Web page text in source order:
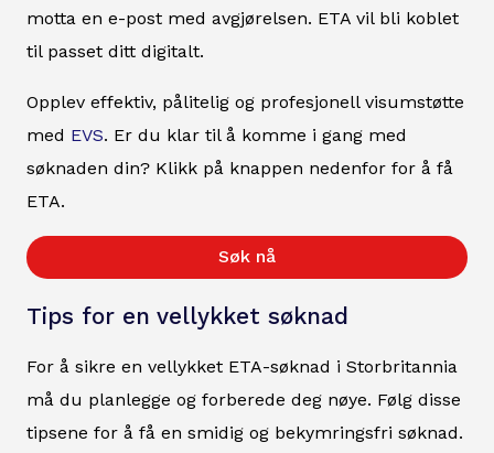
motta en e-post med avgjørelsen. ETA vil bli koblet
til passet ditt digitalt.
Opplev effektiv, pålitelig og profesjonell visumstøtte
med EVS. Er du klar til å komme i gang med
søknaden din? Klikk på knappen nedenfor for å få
ETA.
Søk nå
Tips for en vellykket søknad
For å sikre en vellykket ETA-søknad i Storbritannia
må du planlegge og forberede deg nøye. Følg disse
tipsene for å få en smidig og bekymringsfri søknad.